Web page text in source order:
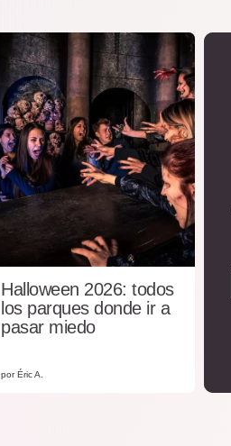
Halloween 2026: todos
los parques donde ir a
pasar miedo
por Éric A.